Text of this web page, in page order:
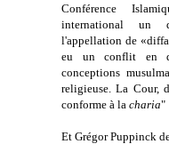
Conférence
international un
l'appellation de
eu un conflit en
conceptions
religieuse. La Cour,
conforme à la charia"
EtGrégor Puppinck